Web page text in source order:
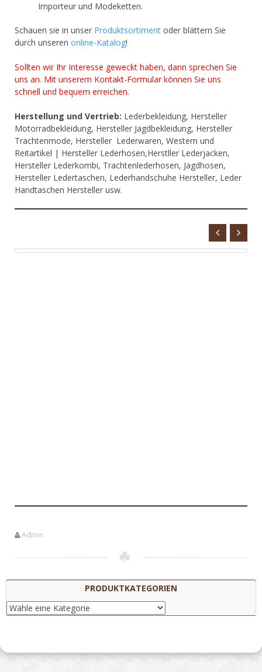
Importeur und Modeketten.
Schauen sie in unser Produktsortiment oder blättern Sie
durch unseren online-Katalog!
Sollten wir Ihr Interesse geweckt haben, dann sprechen Sie
uns an. Mit unserem Kontakt-Formularkönnen Sie uns
schnell und bequem erreichen.
Herstellung und Vertrieb: Lederbekleidung, Hersteller
Motorradbekleidung, Hersteller Jagdbekleidung, Hersteller
Trachtenmode, Hersteller Lederwaren, Western und
Reitartikel | Hersteller Lederhosen,Herstller Lederjacken,
Hersteller Lederkombi, Trachtenlederhosen, Jagdhosen,
Hersteller Ledertaschen, Lederhandschuhe Hersteller, Leder
Handtaschen Hersteller usw.
Admin
PRODUKTKATEGORIEN